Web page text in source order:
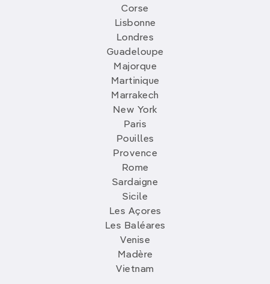
Corse
Lisbonne
Londres
Guadeloupe
Majorque
Martinique
Marrakech
New York
Paris
Pouilles
Provence
Rome
Sardaigne
Sicile
Les Açores
Les Baléares
Venise
Madère
Vietnam